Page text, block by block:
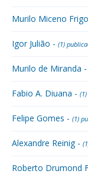
Murilo Miceno
Igor Julião - (1)
Murilo de Miranda -
Fabio A. Diuana -
Felipe Gomes - (1)
Alexandre Reinig -
Roberto Drumond